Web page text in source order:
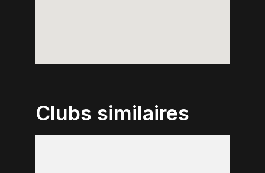
Clubs similaires